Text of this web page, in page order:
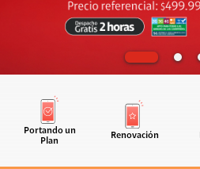
Portando un
Plan
Renovación